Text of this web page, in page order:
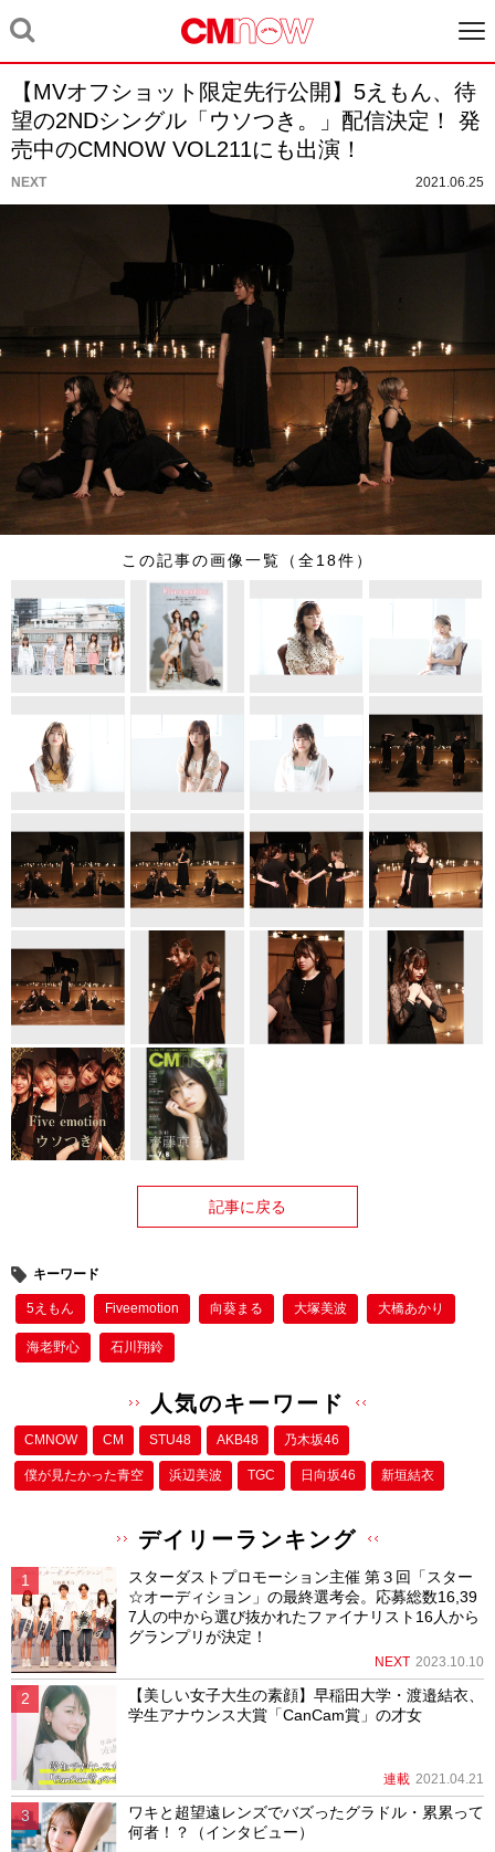
【MVオフショット限定先行公開】5えもん、待
望の2NDシングル「ウソつき。」配信決定！ 発
売中のCMNOW VOL211にも出演！
NEXT 2021.06.25
この記事の画像一覧（全18件）
記事に戻る
キーワード
5えもん Fiveemotion 向葵まる 大塚美波 大橋あかり
海老野心 石川翔鈴
人気のキーワード
CMNOW CM STU48 AKB48 乃木坂46
僕が⾒たかった⻘空 浜辺美波 TGC 日向坂46 新垣結衣
デイリーランキング
スターダストプロモーション主催 第３回「スター
☆オーディション」の最終選考会。応募総数16,39
7人の中から選び抜かれたファイナリスト16人から
グランプリが決定！
NEXT 2023.10.10
【美しい女子大生の素顔】早稲田大学・渡邉結衣、
学生アナウンス大賞「CanCam賞」の才女
連載 2021.04.21
ワキと超望遠レンズでバズったグラドル・累累って
何者！？（インタビュー）